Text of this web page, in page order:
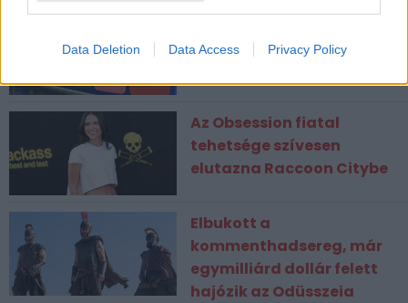
Data Deletion Data Access Privacy Policy
videójátékok miatt került
Az Obsession fiatal
tehetsége szívesen
elutazna Raccoon Citybe
Elbukott a
kommenthadsereg, már
egymilliárd dollár felett
hajózik az Odüsszeia